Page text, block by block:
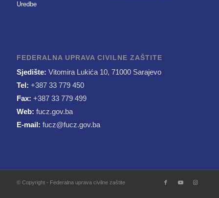
Uredbe
FEDERALNA UPRAVA CIVILNE ZAŠTITE
Sjedište: Vitomira Lukića 10, 71000 Sarajevo
Tel: +387 33 779 450
Fax: +387 33 779 499
Web: fucz.gov.ba
E-mail: fucz@fucz.gov.ba
© Copyright - Federalna uprava civilne zaštite